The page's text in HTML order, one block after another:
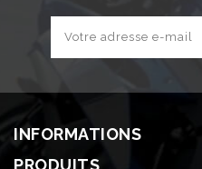
INFORMATIONS
PRODUITS